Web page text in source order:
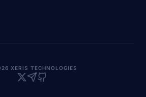
XERIS TECHNOLOGIES